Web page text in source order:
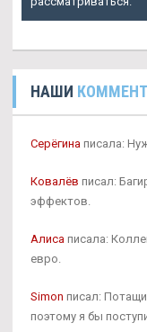
НАШИ
Серёгина писала:
Ковалёв писал:
эффектов.
Алиса писала:
евро.
Simon писал:
поэтому я бы